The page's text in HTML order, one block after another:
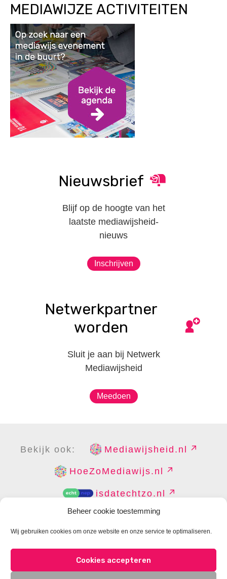
Beheer cookie toestemming
Wij gebruiken cookies om onze website en onze service te optimaliseren.
Cookies accepteren
MEDIAWIJZE ACTIVITEITEN
Nieuwsbrief
Blijf op de hoogte van het
laatste mediawijsheid-
nieuws
Inschrijven
Netwerkpartner
worden
Sluit je aan bij Netwerk
Mediawijsheid
Meedoen
Bekijk ook: Mediawijsheid.nl
HoeZoMediawijs.nl
isdatechtzo.nl
DISCLAIMER PRIVACY
CONTACT
COOKIES BEHEREN